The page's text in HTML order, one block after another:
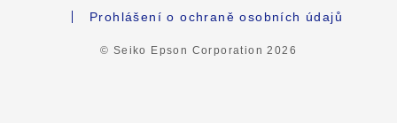
Prohlášení o ochraně osobních údajů
© Seiko Epson Corporation2026